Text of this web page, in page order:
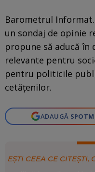
Barometrul
un sondaj de opinie
propune să aducă în
relevante pentru
pentru politicile
cetățenilor.
ADAUGĂ
EȘTI CEEA CE CITEȘTI,